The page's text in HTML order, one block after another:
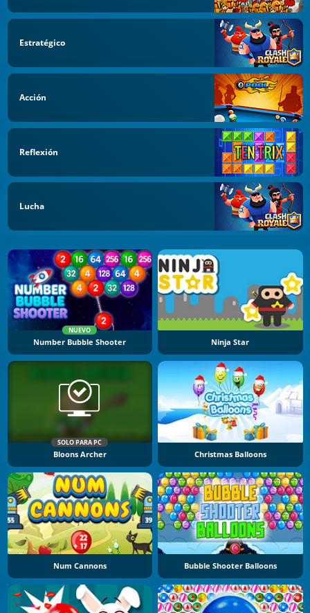
Estratégico
Acción
Reflexión
Lucha
NUEVO
Number Bubble Shooter Ninja Star
SOLO PARA PC
Bloons Archer Christmas Balloons
Num Cannons Bubble Shooter Balloons